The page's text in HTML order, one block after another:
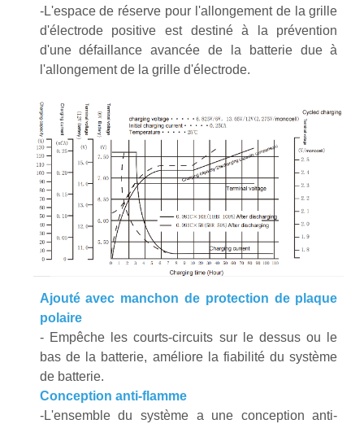
-L'espace de réserve pour l'allongement de la grille
d'électrode positive est destiné à la prévention
d'une défaillance avancée de la batterie due à
l'allongement de la grille d'électrode.
Ajouté avec manchon de protection de plaque
polaire
- Empêche les courts-circuits sur le dessus ou le
bas de la batterie, améliore la fiabilité du système
de batterie.
Conception anti-flamme
-L'ensemble du système a une conception anti-